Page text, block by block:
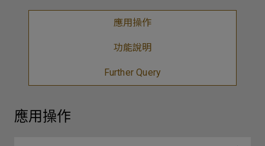
應用操作
功能說明
Further Query
應用操作